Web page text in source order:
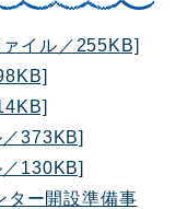
イル／255KB]
373KB]
130KB]
ター開設準備事